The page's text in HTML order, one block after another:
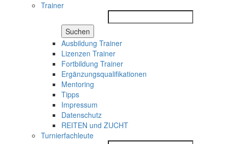
Trainer
Suchen
Ausbildung Trainer
Lizenzen Trainer
Fortbildung Trainer
Ergänzungsqualifikationen
Mentoring
Tipps
Impressum
Datenschutz
REITEN und ZUCHT
Turnierfachleute